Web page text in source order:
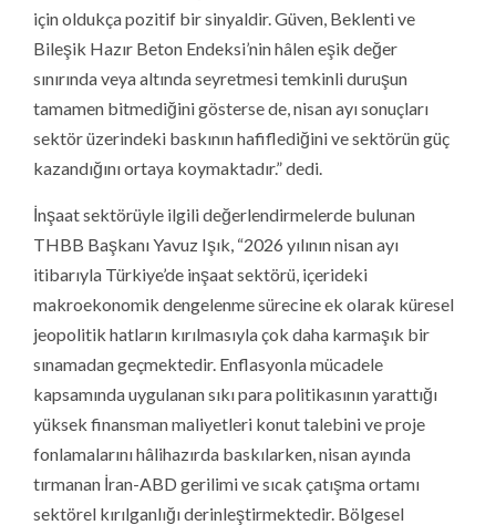
için oldukça pozitif bir sinyaldir. Güven, Beklenti ve
Bileşik Hazır Beton Endeksi’nin hâlen eşik değer
sınırında veya altında seyretmesi temkinli duruşun
tamamen bitmediğini gösterse de, nisan ayı sonuçları
sektör üzerindeki baskının hafiflediğini ve sektörün güç
kazandığını ortaya koymaktadır.” dedi.
İnşaat sektörüyle ilgili değerlendirmelerde bulunan
THBB Başkanı Yavuz Işık, “2026 yılının nisan ayı
itibarıyla Türkiye’de inşaat sektörü, içerideki
makroekonomik dengelenme sürecine ek olarak küresel
jeopolitik hatların kırılmasıyla çok daha karmaşık bir
sınamadan geçmektedir. Enflasyonla mücadele
kapsamında uygulanan sıkı para politikasının yarattığı
yüksek finansman maliyetleri konut talebini ve proje
fonlamalarını hâlihazırda baskılarken, nisan ayında
tırmanan İran-ABD gerilimi ve sıcak çatışma ortamı
sektörel kırılganlığı derinleştirmektedir. Bölgesel